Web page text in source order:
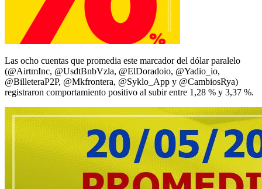
Las ocho cuentas que promedia este marcador del dólar paralelo
(@AirtmInc, @UsdtBnbVzla, @ElDoradoio, @Yadio_io,
@BilleteraP2P, @Mkfrontera, @Syklo_App y @CambiosRya)
registraron comportamiento positivo al subir entre 1,28 % y 3,37 %.